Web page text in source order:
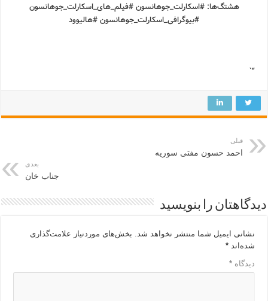
هشتگ‌ها: #اسکارلت_جوهانسون #فیلم_های_اسکارلت_جوهانسون
#بیوگرافی_اسکارلت_جوهانسون #هالیوود
“`
قبلی
احمد حسون مفتی سوریه
بعدی
جناب خان
دیدگاهتان را بنویسید
نشانی ایمیل شما منتشر نخواهد شد. بخش‌های موردنیاز علامت‌گذاری
شده‌اند*
دیدگاه*